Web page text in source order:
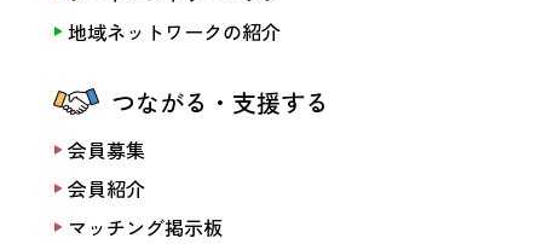
地域ネットワークの紹介
つながる・支援する
会員募集
会員紹介
マッチング掲示板